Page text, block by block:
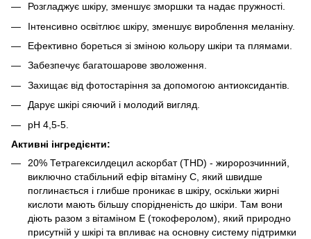
Розгладжує шкіру, зменшує зморшки та надає пружності.
Інтенсивно освітлює шкіру, зменшує вироблення меланіну.
Ефективно бореться зі зміною кольору шкіри та плямами.
Забезпечує багатошарове зволоження.
Захищає від фотостаріння за допомогою антиоксидантів.
Дарує шкірі сяючий і молодий вигляд.
pH 4,5-5.
Активні інгредієнти:
20% Тетрагексилдецил аскорбат (THD) - жиророзчинний,
виключно стабільний ефір вітаміну С, який швидше
поглинається і глибше проникає в шкіру, оскільки жирні
кислоти мають більшу спорідненість до шкіри. Там вони
діють разом з вітаміном Е (токоферолом), який природно
присутній у шкірі та впливає на основну систему підтримки